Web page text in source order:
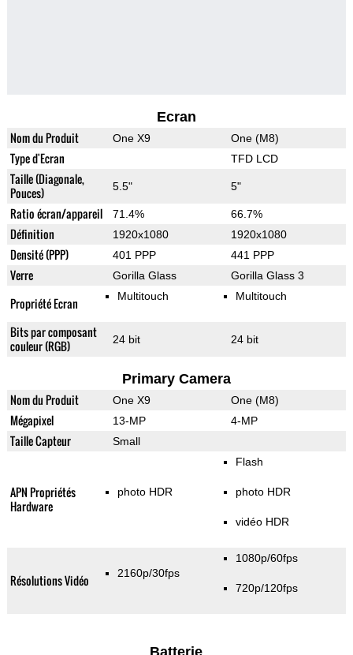
Ecran
Nom du Produit One X9 One (M8)
Type d'Ecran TFD LCD
Taille (Diagonale,
Pouces)
5.5" 5"
Ratio écran/appareil 71.4% 66.7%
Définition 1920x1080 1920x1080
Densité (PPP) 401 PPP 441 PPP
Verre Gorilla Glass Gorilla Glass 3
Propriété Ecran Multitouch Multitouch
Bits par composant
couleur (RGB)
24 bit 24 bit
Primary Camera
Nom du Produit One X9 One (M8)
Mégapixel 13-MP 4-MP
Taille Capteur Small
APN Propriétés
Hardware
photo HDR
Flash
photo HDR
vidéo HDR
Résolutions Vidéo 2160p/30fps
1080p/60fps
720p/120fps